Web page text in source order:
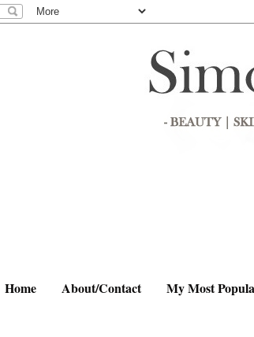
Home About/Contact My Most